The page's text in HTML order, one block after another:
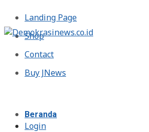
Landing Page
Shop
Contact
Buy JNews
Login
Beranda